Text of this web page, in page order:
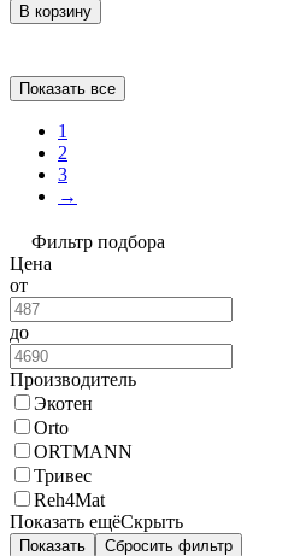
В корзину
Показать все
1
2
3
→
Фильтр подбора
Цена
от
до
Производитель
Экотен
Orto
ORTMANN
Тривес
Reh4Mat
Показать ещёСкрыть
Показать Сбросить фильтр